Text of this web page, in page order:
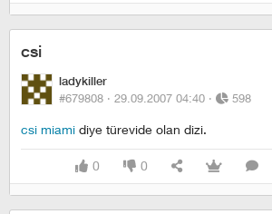
csi
ladykiller
#679808 · 29.09.2007 04:40 · 598
csi miami diye türevide olan dizi.
0 0